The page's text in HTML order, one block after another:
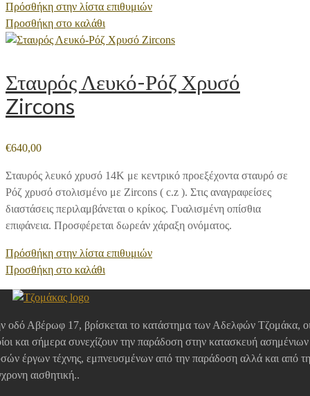
Πρόσθήκη στην λίστα επιθυμιών
Προσθήκη στο καλάθι
Σταυρός Λευκό-Ρόζ Χρυσό
Zircons
€640,00
Σταυρός λευκό χρυσό 14Κ με κεντρικό προεξέχοντα σταυρό σε
Ρόζ χρυσό στολισμένο με Zircons ( c.z ). Στις αναγραφείσες
διαστάσεις περιλαμβάνεται ο κρίκος. Γυαλισμένη οπίσθια
επιφάνεια. Προσφέρεται δωρεάν χάραξη ονόματος.
Πρόσθήκη στην λίστα επιθυμιών
Προσθήκη στο καλάθι
οδό Αβέρωφ 17, βρίσκεται το κατάστημα των Αδελφών Τζομάκα,
και σήμερα συνεχίζουν την παράδοση στην κατασκευή ασημένιων
έργων τέχνης, εμπνευσμένων από την παράδοση αλλά και από
αισθητική..